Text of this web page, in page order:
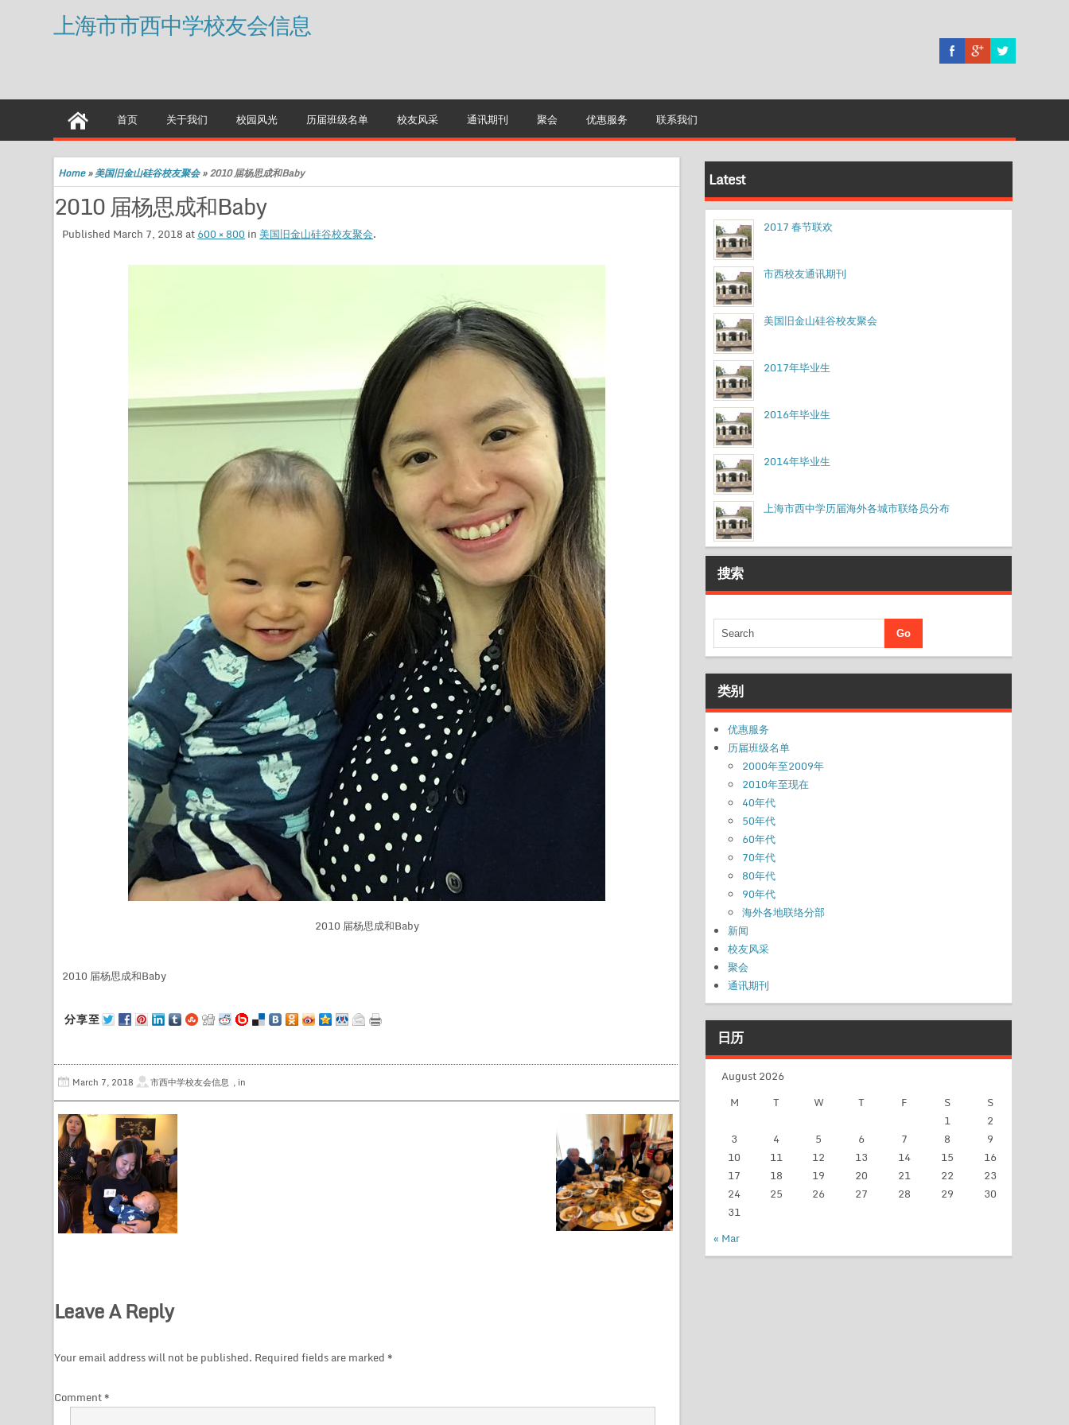
上海市市西中学校友会信息
首页 关于我们 校园风光 历届班级名单 校友风采 通讯期刊 聚会 优惠服务 联系我们
Home»美国旧金山硅谷校友聚会»2010 届杨思成和Baby
2010 届杨思成和Baby
Published March 7, 2018 at600 × 800 in美国旧金山硅谷校友聚会.
2010 届杨思成和Baby
2010 届杨思成和Baby
March 7, 2018 市西中学校友会信息 , in
Leave A Reply
Your email address will not be published. Required fields are marked *
Comment*
Latest
2017 春节联欢
市西校友通讯期刊
美国旧金山硅谷校友聚会
2017年毕业生
2016年毕业生
2014年毕业生
上海市西中学历届海外各城市联络员分布
搜索
类别
优惠服务
历届班级名单
2000年至2009年
2010年至现在
40年代
50年代
60年代
70年代
80年代
90年代
海外各地联络分部
新闻
校友风采
聚会
通讯期刊
日历
August 2026
M
T W T F S
S
1
2
3
4 5 6 7 8
9
10
11 12 13 14 15
16
17
18 19 20 21 22
23
24
25 26 27 28 29
30
31
« Mar